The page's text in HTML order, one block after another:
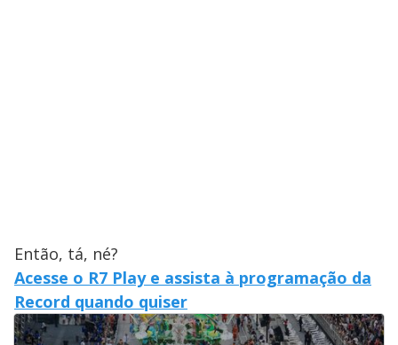
Então, tá, né?
Acesse o R7 Play e assista à programação da
Record quando quiser